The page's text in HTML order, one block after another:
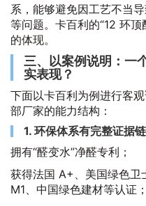
系，能够避免因工艺不当
等问题。卡百利的“12 环
的体现。
三、以案例说明：一
实表现？
下面以卡百利为例进行客
部厂家的能力结构：
1. 环保体系有完整证据链
拥有“醛变水”净醛专利；
获得法国 A+、美国绿色卫
M1、中国绿色建材等认证；